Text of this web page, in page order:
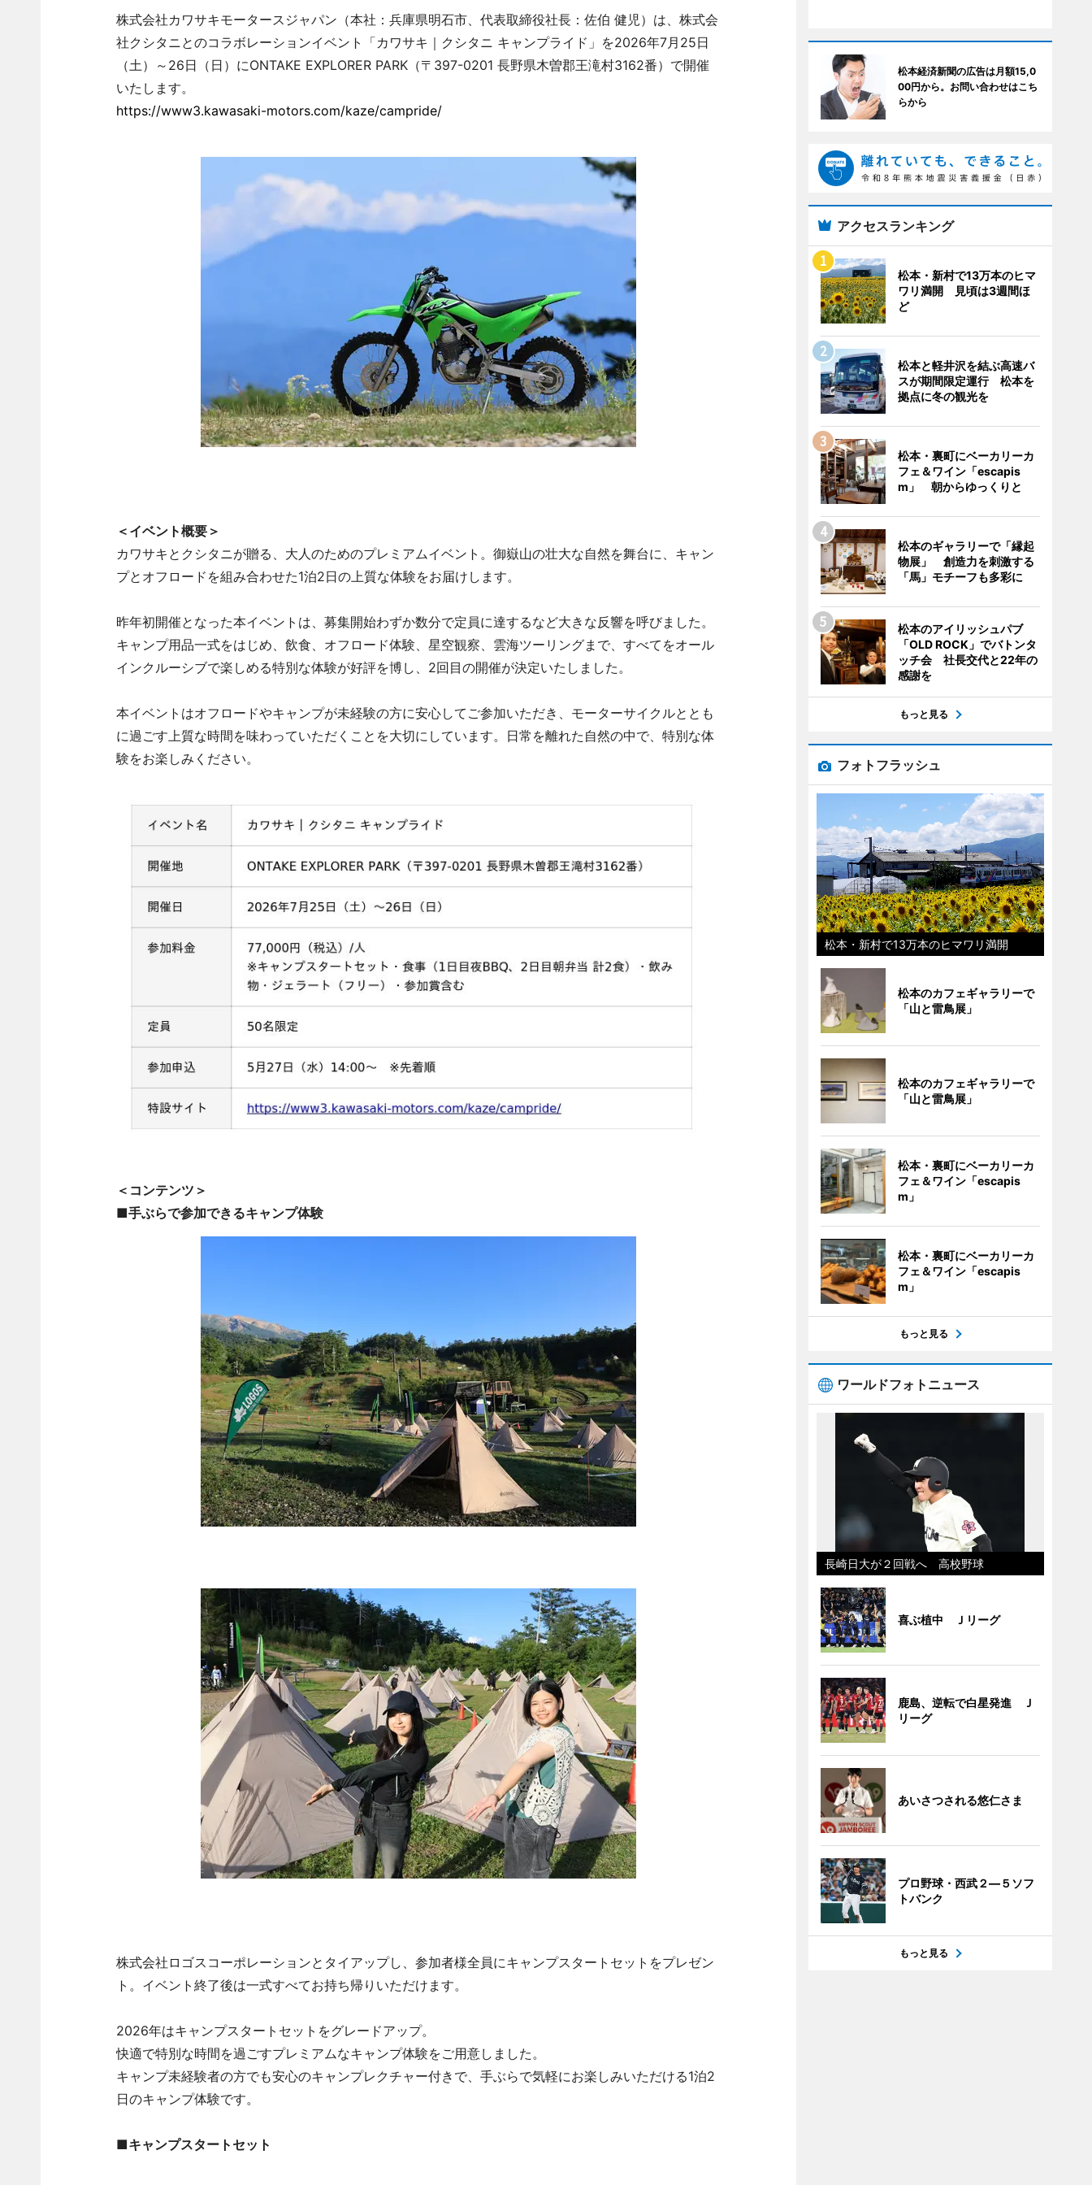
株式会社カワサキモータースジャパン（本社：兵庫県明石市、代表取締役社長：佐伯 健児）は、株式会
社クシタニとのコラボレーションイベント「カワサキ｜クシタニ キャンプライド」を2026年7月25日
（土）～26日（日）にONTAKE EXPLORER PARK（〒397-0201 長野県木曽郡王滝村3162番）で開催
いたします。
https://www3.kawasaki-motors.com/kaze/campride/
＜イベント概要＞
カワサキとクシタニが贈る、大人のためのプレミアムイベント。御嶽山の壮大な自然を舞台に、キャン
プとオフロードを組み合わせた1泊2日の上質な体験をお届けします。
昨年初開催となった本イベントは、募集開始わずか数分で定員に達するなど大きな反響を呼びました。
キャンプ用品一式をはじめ、飲食、オフロード体験、星空観察、雲海ツーリングまで、すべてをオール
インクルーシブで楽しめる特別な体験が好評を博し、2回目の開催が決定いたしました。
本イベントはオフロードやキャンプが未経験の方に安心してご参加いただき、モーターサイクルととも
に過ごす上質な時間を味わっていただくことを大切にしています。日常を離れた自然の中で、特別な体
験をお楽しみください。
＜コンテンツ＞
■手ぶらで参加できるキャンプ体験
株式会社ロゴスコーポレーションとタイアップし、参加者様全員にキャンプスタートセットをプレゼン
ト。イベント終了後は一式すべてお持ち帰りいただけます。
2026年はキャンプスタートセットをグレードアップ。
快適で特別な時間を過ごすプレミアムなキャンプ体験をご用意しました。
キャンプ未経験者の方でも安心のキャンプレクチャー付きで、手ぶらで気軽にお楽しみいただける1泊2
日のキャンプ体験です。
■キャンプスタートセット
松本経済新聞の広告は月額15,0
00円から。お問い合わせはこち
らから
アクセスランキング
松本・新村で13万本のヒマ
ワリ満開 見頃は3週間ほ
ど
松本と軽井沢を結ぶ高速バ
スが期間限定運行 松本を
拠点に冬の観光を
松本・裏町にベーカリーカ
フェ＆ワイン「escapis
m」 朝からゆっくりと
松本のギャラリーで「縁起
物展」 創造力を刺激する
「馬」モチーフも多彩に
松本のアイリッシュパブ
「OLD ROCK」でバトンタ
ッチ会 社長交代と22年の
感謝を
もっと見る
フォトフラッシュ
松本・新村で13万本のヒマワリ満開
松本のカフェギャラリーで
「山と雷鳥展」
松本のカフェギャラリーで
「山と雷鳥展」
松本・裏町にベーカリーカ
フェ＆ワイン「escapis
m」
松本・裏町にベーカリーカ
フェ＆ワイン「escapis
m」
もっと見る
ワールドフォトニュース
長崎日大が２回戦へ 高校野球
喜ぶ植中 Ｊリーグ
鹿島、逆転で白星発進 Ｊ
リーグ
あいさつされる悠仁さま
プロ野球・西武２―５ソフ
トバンク
もっと見る